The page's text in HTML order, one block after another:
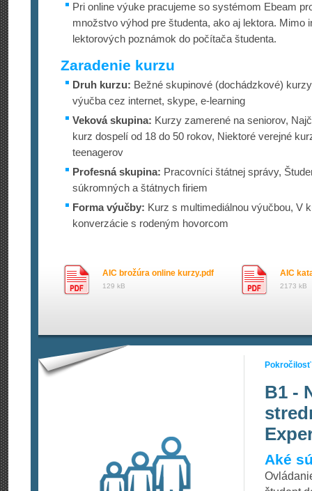
Pri online výuke pracujeme so systémom Ebeam
množstvo výhod pre študenta, ako aj lektora. Mimo
lektorových poznámok do počítača študenta.
Zaradenie kurzu
Druh kurzu: Bežné skupinové (dochádzkové)
výučba cez internet, skype, e-learning
Veková skupina: Kurzy zamerené na seniorov,
kurz dospelí od 18 do 50 rokov, Niektoré verejné
teenagerov
Profesná skupina: Pracovníci štátnej správy,
súkromných a štátnych firiem
Forma výučby: Kurz s multimediálnou výučbou, V
konverzácie s rodeným hovorcom
AIC brožúra online kurzy.pdf
129 kB
AIC
2173 kB
B1 -
Aké